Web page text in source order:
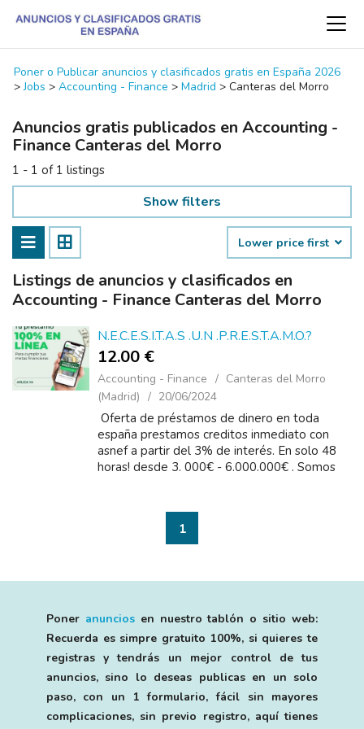
Poner o Publicar anuncios y clasificados gratis en España 2026
>Jobs > Accounting - Finance > Madrid > Canteras del Morro
Anuncios gratis publicados en Accounting -
Finance Canteras del Morro
1 - 1 of 1 listings
Show filters
Lower price first
Listings de anuncios y clasificados en
Accounting - Finance Canteras del Morro
N.E.C.E.S.I.T.A.S .U.N .P.R.E.S.T.A.M.O.?
12.00 €
Accounting - Finance
Canteras del Morro
(Madrid)
20/06/2024
Oferta de préstamos de dinero en toda
españa prestamos creditos inmediato con
asnef a partir del 3% de interés. En solo 48
horas! desde 3. 000€ - 6.000.000€ . Somos
1
Poner anunciosen nuestro tablón o sitio web:
Recuerda es simpre gratuito 100%, si quieres te
registras y tendrás un mejor control de tus
anuncios, sino lo deseas publicas en un solo
paso, con un 1 formulario, fácil sin mayores
complicaciones, sin previo registro, aquí tienes